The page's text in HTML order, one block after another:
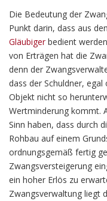
Die Bedeutung der
Punkt darin, dass aus
Gläubigerbedient
von Erträgen hat die
denn der
dass der Schuldner,
Objekt nicht so
Wertminderung kommt.
Sinn haben, dass durch
Rohbau auf einem
ordnungsgemäß fertig
Zwangsversteigerung
ein hoher Erlös zu
Zwangsverwaltung liegt